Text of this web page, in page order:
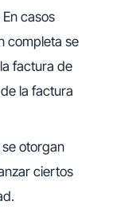
En casos
completa se
factura de
la factura
otorgan
ciertos